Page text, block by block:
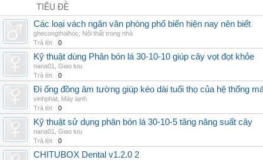
TIÊU ĐỀ
Các loại vách ngăn văn phòng phổ biến hiện nay nên biết
ghecongthaihoc
Nội thất trong nhà
Trả lời:
0
Kỹ thuật dùng Phân bón lá 30-10-10 giúp cây vọt đọt khỏe
nana01
Giao lưu
Trả lời:
0
Đi ống đồng âm tường giúp kéo dài tuổi thọ của hệ thống
vinhphat Máy lạnh
Trả lời:
0
Kỹ thuật sử dụng phân bón lá 30-10-5 tăng năng suất cây
nana01
Giao lưu
Trả lời:
0
CHITUBOX Dental v1.2.0 2